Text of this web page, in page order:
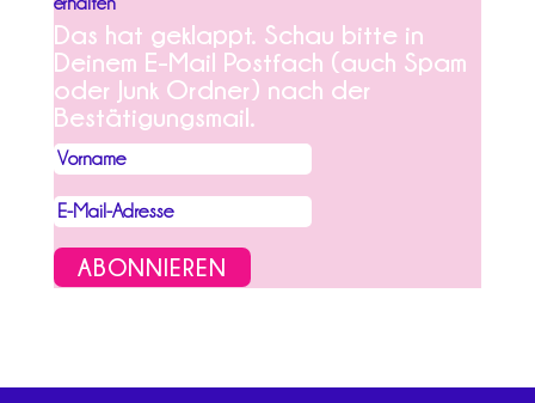
erhalten
Das hat geklappt. Schau bitte in
Deinem E-Mail Postfach (auch Spam
oder Junk Ordner) nach der
Bestätigungsmail.
ABONNIEREN